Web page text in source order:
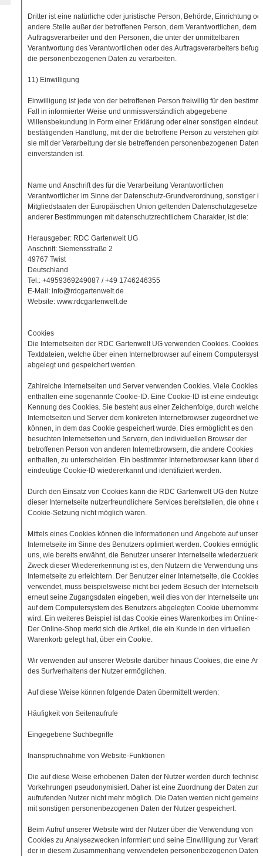
Dritter ist eine natürliche oder juristische Person, Behörde, Einrichtung
andere Stelle außer der betroffenen Person, dem Verantwortlichen, dem
Auftragsverarbeiter und den Personen, die unter der unmittelbaren
Verantwortung des Verantwortlichen oder des Auftragsverarbeiters befugt
die personenbezogenen Daten zu verarbeiten.
11) Einwilligung
Einwilligung ist jede von der betroffenen Person freiwillig für den
Fall in informierter Weise und unmissverständlich abgegebene
Willensbekundung in Form einer Erklärung oder einer sonstigen
bestätigenden Handlung, mit der die betroffene Person zu verstehen gibt,
sie mit der Verarbeitung der sie betreffenden personenbezogenen Daten
einverstanden ist.
Name und Anschrift des für die Verarbeitung Verantwortlichen
Verantwortlicher im Sinne der Datenschutz-Grundverordnung, sonstiger
Mitgliedstaaten der Europäischen Union geltenden Datenschutzgesetze
anderer Bestimmungen mit datenschutzrechtlichem Charakter, ist die:
Herausgeber: RDC Gartenwelt UG
Anschrift: Siemensstraße 2
49767 Twist
Deutschland
Tel.: +4959369249087 / +49 1746246355
E-Mail: info@rdcgartenwelt.de
Website: www.rdcgartenwelt.de
Cookies
Die Internetseiten der RDC Gartenwelt UG verwenden Cookies. Cookies
Textdateien, welche über einen Internetbrowser auf einem
abgelegt und gespeichert werden.
Zahlreiche Internetseiten und Server verwenden Cookies. Viele Cookies
enthalten eine sogenannte Cookie-ID. Eine Cookie-ID ist eine eindeutige
Kennung des Cookies. Sie besteht aus einer Zeichenfolge, durch welche
Internetseiten und Server dem konkreten Internetbrowser zugeordnet
können, in dem das Cookie gespeichert wurde. Dies ermöglicht es den
besuchten Internetseiten und Servern, den individuellen Browser der
betroffenen Person von anderen Internetbrowsern, die andere Cookies
enthalten, zu unterscheiden. Ein bestimmter Internetbrowser kann über
eindeutige Cookie-ID wiedererkannt und identifiziert werden.
Durch den Einsatz von Cookies kann die RDC Gartenwelt UG den
dieser Internetseite nutzerfreundlichere Services bereitstellen, die ohne
Cookie-Setzung nicht möglich wären.
Mittels eines Cookies können die Informationen und Angebote auf
Internetseite im Sinne des Benutzers optimiert werden. Cookies
uns, wie bereits erwähnt, die Benutzer unserer Internetseite
Zweck dieser Wiedererkennung ist es, den Nutzern die Verwendung
Internetseite zu erleichtern. Der Benutzer einer Internetseite, die Cookies
verwendet, muss beispielsweise nicht bei jedem Besuch der Internetseite
erneut seine Zugangsdaten eingeben, weil dies von der Internetseite und
auf dem Computersystem des Benutzers abgelegten Cookie
wird. Ein weiteres Beispiel ist das Cookie eines Warenkorbes im Online-
Der Online-Shop merkt sich die Artikel, die ein Kunde in den virtuellen
Warenkorb gelegt hat, über ein Cookie.
Wir verwenden auf unserer Website darüber hinaus Cookies, die eine
des Surfverhaltens der Nutzer ermöglichen.
Auf diese Weise können folgende Daten übermittelt werden:
Häufigkeit von Seitenaufrufe
Eingegebene Suchbegriffe
Inanspruchnahme von Website-Funktionen
Die auf diese Weise erhobenen Daten der Nutzer werden durch
Vorkehrungen pseudonymisiert. Daher ist eine Zuordnung der Daten zum
aufrufenden Nutzer nicht mehr möglich. Die Daten werden nicht
mit sonstigen personenbezogenen Daten der Nutzer gespeichert.
Beim Aufruf unserer Website wird der Nutzer über die Verwendung von
Cookies zu Analysezwecken informiert und seine Einwilligung zur
der in diesem Zusammenhang verwendeten personenbezogenen Daten